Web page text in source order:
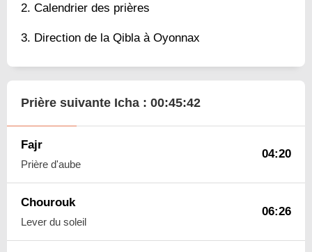
Calendrier des prières
Direction de la Qibla à Oyonnax
Prière suivante Icha : 00:45:41
Fajr
Prière d'aube
04:20
Chourouk
Lever du soleil
06:26